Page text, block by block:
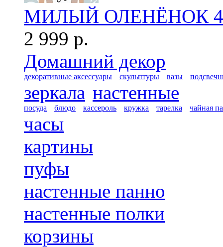
МИЛЫЙ ОЛЕНЁНОК
2 999 р.
Домашний декор
декоративные аксессуары скульптуры вазы
зеркала настенные
посуда блюдо кассероль кружка тарелка чайная
часы
картины
пуфы
настенные панно
настенные полки
корзины